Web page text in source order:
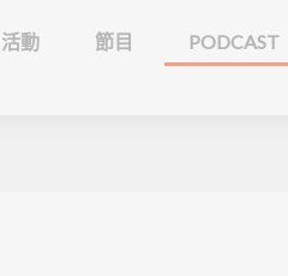
活動 節目 PODCAST